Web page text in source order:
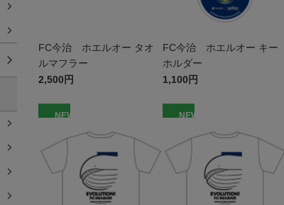
FC今治 ホエルオー タオ
ルマフラー
2,500円
FC今治 ホエルオー キー
ホルダー
1,100円
NEW NEW